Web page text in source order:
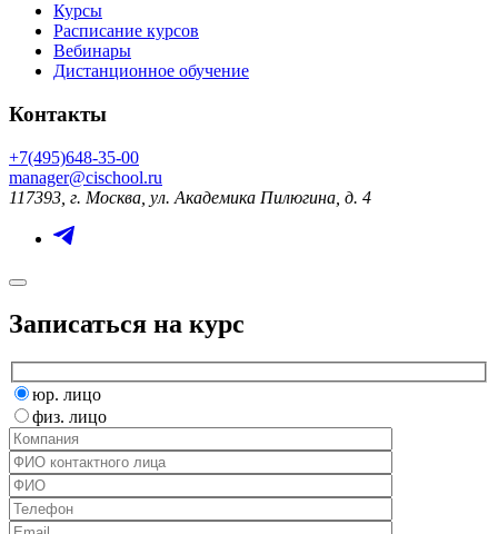
Курсы
Расписание курсов
Вебинары
Дистанционное обучение
Контакты
+7(495)648-35-00
manager@cischool.ru
117393, г. Москва, ул. Академика Пилюгина, д. 4
Записаться на курс
юр. лицо
физ. лицо